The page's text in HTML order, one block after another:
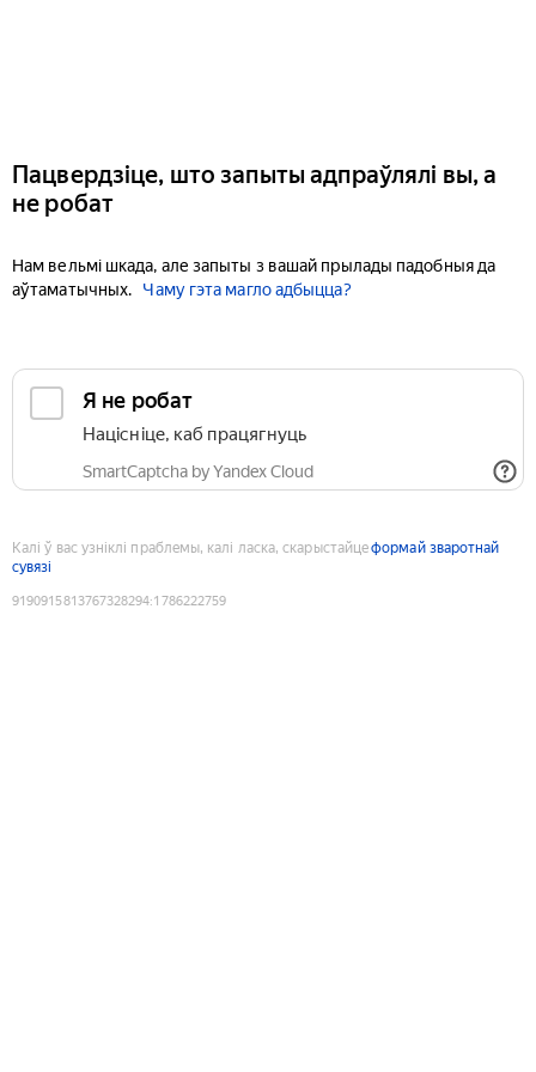
Пацвердзіце, што запыты адпраўлялі вы, а
не робат
Нам вельмі шкада, але запыты з вашай прылады падобныя да
аўтаматычных.
Чаму гэта магло адбыцца?
Я не робат
Націсніце, каб працягнуць
SmartCaptcha by Yandex Cloud
Калі ў вас узніклі праблемы, калі ласка, скарыстайцеформай зваротнай
сувязі
9190915813767328294:1786222759